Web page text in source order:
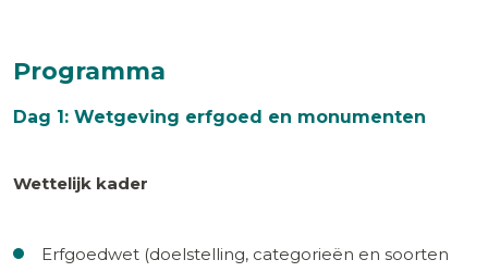
Programma
Dag 1: Wetgeving erfgoed en monumenten
Wettelijk kader
Erfgoedwet (doelstelling, categorieën en soorten